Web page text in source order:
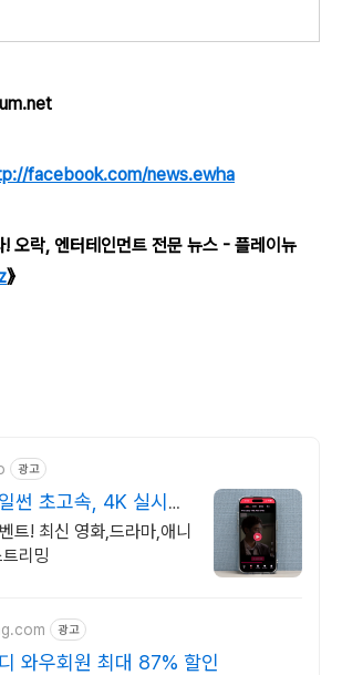
facebook.com/news.ewha
! 오락, 엔터테인먼트 전문 뉴스 - 플레이뉴
》
광고
썬 초고속, 4K 실시간
트! 최신 영화,드라마,애니
리밍
광고
와우회원 최대 87% 할인